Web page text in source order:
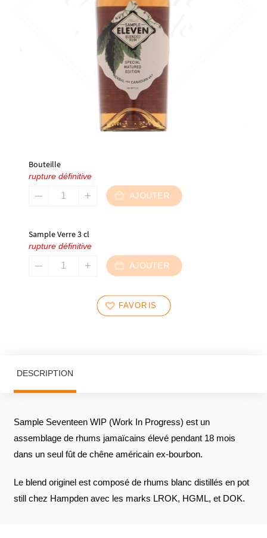
Bouteille
rupture définitive
AJOUTER
Sample Verre 3 cl
rupture définitive
AJOUTER
FAVORIS
DESCRIPTION
Sample Seventeen WIP (Work In Progress) est un
assemblage de rhums jamaïcains élevé pendant 18 mois
dans un seul fût de chêne américain ex-bourbon.
Le blend originel est composé de rhums blanc distillés en pot
still chez Hampden avec les marks LROK, HGML, et DOK.